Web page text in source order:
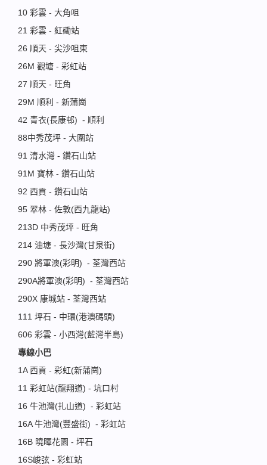
10 彩雲 - 大角咀
21 彩雲 - 紅磡站
26 順天 - 尖沙咀東
26M 觀塘 - 彩虹站
27 順天 - 旺角
29M 順利 - 新蒲崗
42 青衣(長康邨) - 順利
88中秀茂坪 - 大圍站
91 清水灣 - 鑽石山站
91M 寶林 - 鑽石山站
92 西貢 - 鑽石山站
95 翠林 - 佐敦(西九龍站)
213D 中秀茂坪 - 旺角
214 油塘 - 長沙灣(甘泉街)
290 將軍澳(彩明) - 荃灣西站
290A將軍澳(彩明) - 荃灣西站
290X 康城站 - 荃灣西站
111 坪石 - 中環(港澳碼頭)
606 彩雲 - 小西灣(藍灣半島)
專線小巴
1A 西貢 - 彩虹(新蒲崗)
11 彩虹站(龍翔道) - 坑口村
16 牛池灣(扎山道) - 彩虹站
16A 牛池灣(豐盛街) - 彩虹站
16B 曉暉花園 - 坪石
16S峻弦 - 彩虹站